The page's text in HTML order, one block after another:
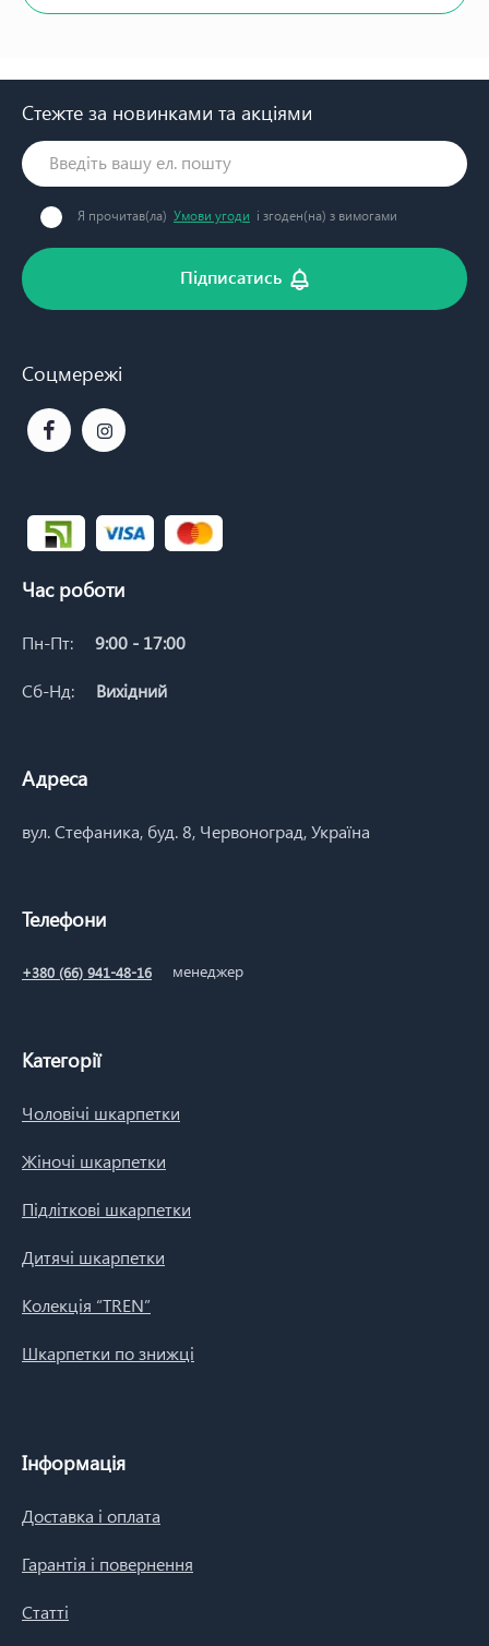
Стежте за новинками та акціями
Я прочитав(ла) Умови угоди і згоден(на) з вимогами
Підписатись
Соцмережі
Час роботи
Пн-Пт: 9:00 - 17:00
Сб-Нд: Вихідний
Адреса
вул. Стефаника, буд. 8, Червоноград, Україна
Телефони
+380 (66) 941-48-16 менеджер
Категорії
Чоловічі шкарпетки
Жіночі шкарпетки
Підліткові шкарпетки
Дитячі шкарпетки
Колекція “TREN”
Шкарпетки по знижці
Інформація
Доставка і оплата
Гарантія і повернення
Статті